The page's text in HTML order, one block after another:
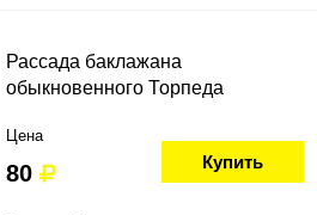
Рассада баклажана
обыкновенного Торпеда
Цена
80 Купить